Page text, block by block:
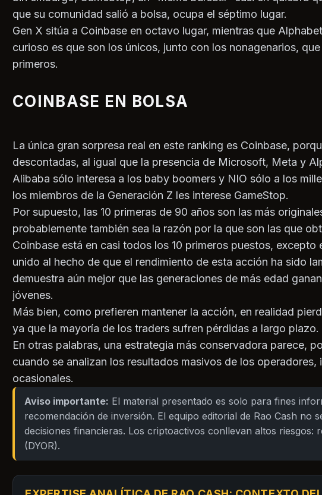
que su comunidad salió a bolsa, ocupa el séptimo lugar.
Gen X sitúa a Coinbase en octavo lugar, mientras que
curioso es que son los únicos, junto con los nonagenarios,
primeros.
COINBASE EN BOLSA
La única gran sorpresa real en este ranking es Coinbase,
descontadas, al igual que la presencia de Microsoft, Meta y
Alibaba sólo interesa a los baby boomers y NIO sólo a los
los miembros de la Generación Z les interese GameStop.
Por supuesto, las 10 primeras de 90 años son las más
probablemente también sea la razón por la que son las que
Coinbase está en casi todos los 10 primeros puestos, excepto
unido al hecho de que el rendimiento de esta acción ha sido
demuestra aún mejor que las generaciones de más edad
jóvenes.
Más bien, como prefieren mantener la acción, en realidad
ya que la mayoría de los traders sufren pérdidas a largo plazo.
En otras palabras, una estrategia más conservadora parece,
cuando se analizan los resultados masivos de los
ocasionales.
Aviso importante: El material presentado es solo para fines
recomendación de inversión. El equipo editorial de Rao Cash no
decisiones financieras. Los criptoactivos conllevan altos riesgos:
(DYOR).